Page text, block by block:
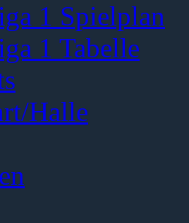
1 Spielplan
1 Tabelle
Halle